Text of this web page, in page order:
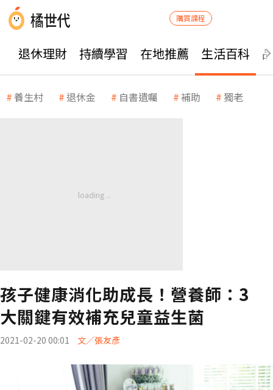
購買課程
退休理財 持續學習 在地推薦 生活百科
養生村 退休金 自書遺囑 補助 獨老
孩子健康消化助成長！營養師：3
大關鍵有效補充兒童益生菌
2021-02-20 00:01 文／張友彥